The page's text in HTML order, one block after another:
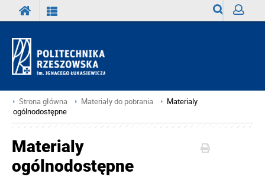
Strona główna Materiały do pobrania
Materialy
ogólnodostępne
Materialy
ogólnodostępne